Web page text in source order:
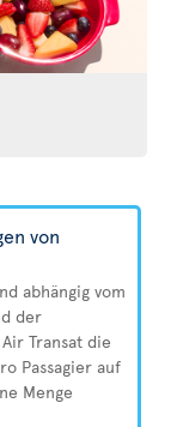
von
abhängig vom
der
Transat die
Passagier auf
Menge